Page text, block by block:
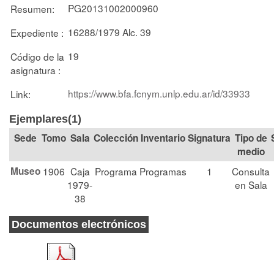
Resumen:
PG20131002000960
Expediente : 16288/1979 Alc. 39
Código de la
asignatura :
19
Link: https://www.bfa.fcnym.unlp.edu.ar/id/33933
Ejemplares(1)
Tomo Sala Colección Signatura Tipo de
medio
Museo 1906 Caja
1979-
38
Programa Programas 1
Consulta
en Sala
Documentos electrónicos